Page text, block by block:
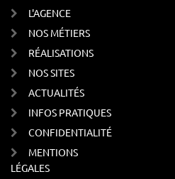
L'AGENCE
NOS MÉTIERS
RÉALISATIONS
NOS SITES
ACTUALITÉS
INFOS PRATIQUES
CONFIDENTIALITÉ
MENTIONS
LÉGALES